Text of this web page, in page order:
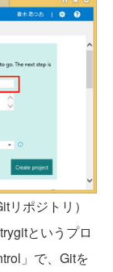
ポジトリ）
というプロ
」で、Gitを